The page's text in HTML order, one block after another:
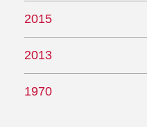
2015
2013
1970